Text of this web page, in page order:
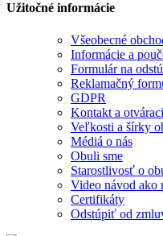
Užitočné informácie
Všeobecné
Informácie a
Formulár na
Reklamačný
GDPR
Kontakt a
Veľkosti a šírky
Médiá o nás
Obuli sme
Starostlivosť o
Video návod ako
Certifikáty
Odstúpiť od